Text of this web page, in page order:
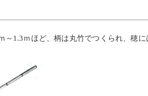
1.3ｍほど、柄は丸竹でつくられ、穂に